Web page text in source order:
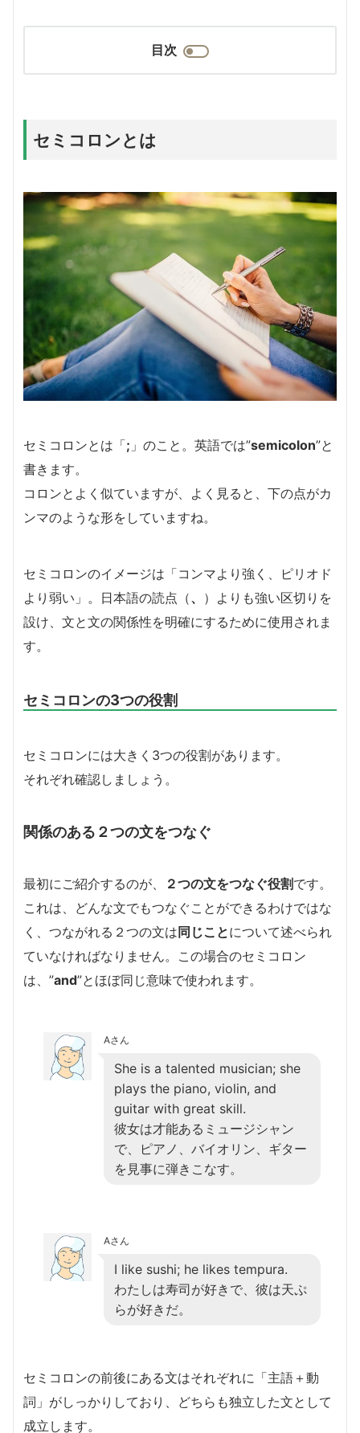
目次
セミコロンとは
セミコロンとは「; 」のこと。英語では”semicolon”と
書きます。
コロンとよく似ていますが、よく見ると、下の点がカ
ンマのような形をしていますね。
セミコロンのイメージは「コンマより強く、ピリオド
より弱い」。日本語の読点（、 ）よりも強い区切りを
設け、文と文の関係性を明確にするために使用されま
す。
セミコロンの3つの役割
セミコロンには大きく3つの役割があります。
それぞれ確認しましょう。
関係のある２つの文をつなぐ
最初にご紹介するのが、 ２つの文をつなぐ役割です。
これは、どんな文でもつなぐことができるわけではな
く、つながれる２つの文は同じことについて述べられ
ていなければなりません。この場合のセミコロン
は、”and”とほぼ同じ意味で使われます。
Aさん
She is a talented musician; she
plays the piano, violin, and
guitar with great skill.
彼女は才能あるミュージシャン
で、ピアノ、バイオリン、ギター
を見事に弾きこなす。
Aさん
I like sushi; he likes tempura.
わたしは寿司が好きで、彼は天ぷ
らが好きだ。
セミコロンの前後にある文はそれぞれに「主語＋動
詞」がしっかりしており、どちらも独立した文として
成立します。